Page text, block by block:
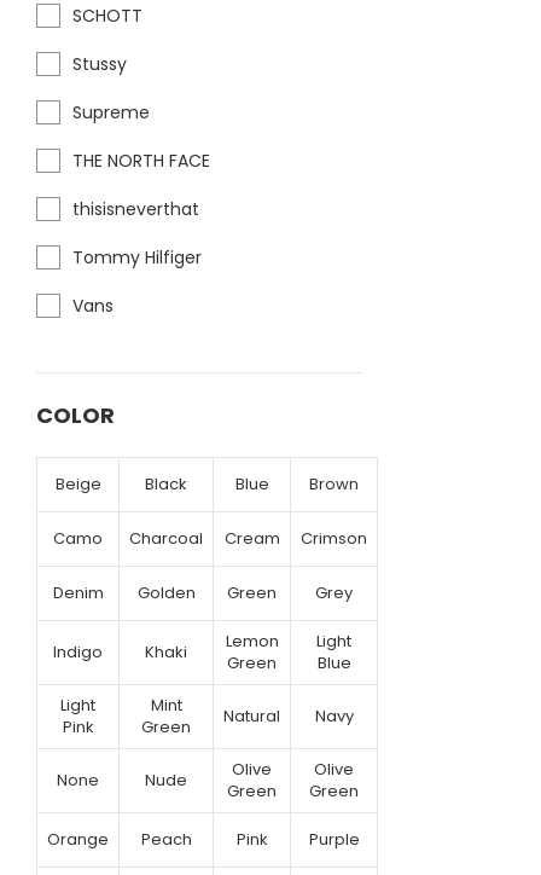
SCHOTT
Stussy
Supreme
THE NORTH FACE
thisisneverthat
Tommy Hilfiger
Vans
COLOR
Beige Black Blue Brown
Camo Charcoal Cream Crimson
Denim Golden Green Grey
Indigo Khaki
Lemon
Green
Light
Blue
Light
Pink
Mint
Green
Natural Navy
None Nude
Olive
Green
Olive
Green
Orange Peach Pink Purple